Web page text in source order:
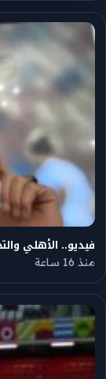
فيديو.. الأهلي
منذ 16 ساعة